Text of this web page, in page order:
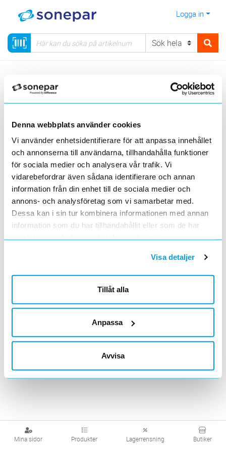
Denna webbplats använder cookies
Vi använder enhetsidentifierare för att anpassa innehållet
och annonserna till användarna, tillhandahålla funktioner
för sociala medier och analysera vår trafik. Vi
vidarebefordrar även sådana identifierare och annan
information från din enhet till de sociala medier och
annons- och analysföretag som vi samarbetar med.
Dessa kan i sin tur kombinera informationen med annan
information som du har tillhandahållit eller som de har
samlat in när du har använt deras tjänster.
Visa detaljer
Tillåt alla
Anpassa
Avvisa
Logga in
Mina sidor Produkter Lagerrensning Butiker
Inomhus Utomhus Profiler
Tillbehör
Visa produkter från alla underliggande kategorier